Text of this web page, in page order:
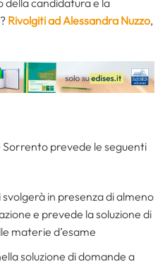
Rivolgiti ad Alessandra Nuzzo,
Sorrento prevede le seguenti
svolgerà in presenza di almeno
e prevede la soluzione di
materie d’esame
soluzione di domande a